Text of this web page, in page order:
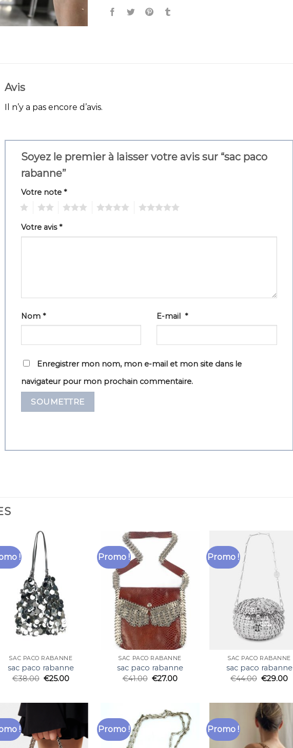
Avis
Il n’y a pas encore d’avis.
Soyez le premier à laisser votre avis sur “sac paco
rabanne”
Votre note *
Votre avis*
Nom * E-mail*
Enregistrer mon nom, mon e-mail et mon site dans le
navigateur pour mon prochain commentaire.
!
SAC PACO RABANNE
sac paco rabanne
€38.00 €25.00
Promo !
SAC PACO RABANNE
sac paco rabanne
€41.00 €27.00
Promo !
SAC PACO RABANNE
sac paco rabanne
€44.00 €29.00
! Promo ! Promo !